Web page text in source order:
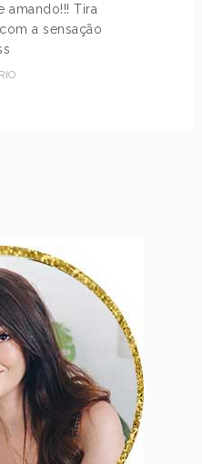
amando!!! Tira
a sensação